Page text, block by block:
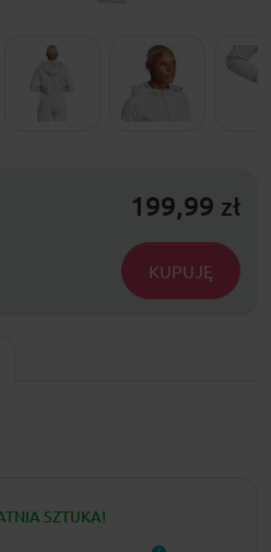
199,99 zł
KUPUJĘ
SZTUKA!